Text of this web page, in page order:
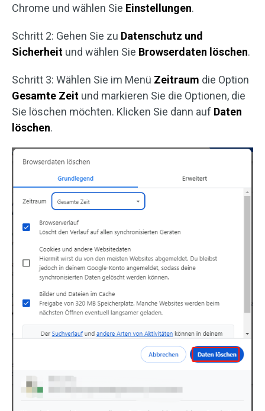
Chrome und wählen Sie Einstellungen.
Schritt 2: Gehen Sie zu Datenschutz und
Sicherheit und wählen Sie Browserdaten löschen.
Schritt 3: Wählen Sie im Menü Zeitraum die Option
Gesamte Zeit und markieren Sie die Optionen, die
Sie löschen möchten. Klicken Sie dann auf Daten
löschen.